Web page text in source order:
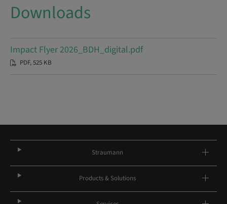
Downloads
Impact Flyer 2026_BDH_digital.pdf
PDF, 525 KB
Straumann
Products & Solutions